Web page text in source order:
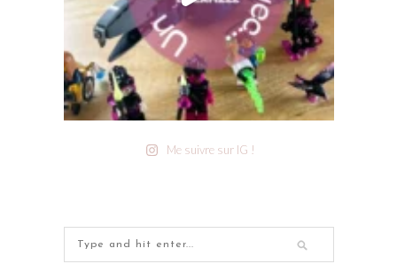
Me suivre sur IG !